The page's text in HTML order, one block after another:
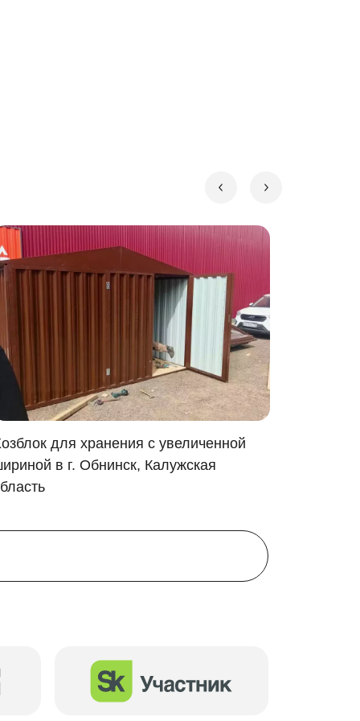
рынке.
рабочие инструменты и т.д.
для хранения с увеличенной
в г. Обнинск, Калужская